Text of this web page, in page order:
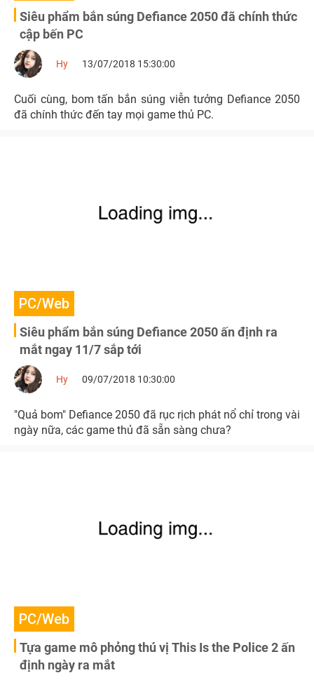
Siêu phẩm bắn súng Defiance 2050 đã chính thức
cập bến PC
Hy 13/07/2018 15:30:00
Cuối cùng, bom tấn bắn súng viễn tưởng Defiance 2050
đã chính thức đến tay mọi game thủ PC.
PC/Web
Siêu phẩm bắn súng Defiance 2050 ấn định ra
mắt ngay 11/7 sắp tới
Hy 09/07/2018 10:30:00
"Quả bom" Defiance 2050 đã rục rịch phát nổ chỉ trong vài
ngày nữa, các game thủ đã sẵn sàng chưa?
PC/Web
Tựa game mô phỏng thú vị This Is the Police 2 ấn
định ngày ra mắt